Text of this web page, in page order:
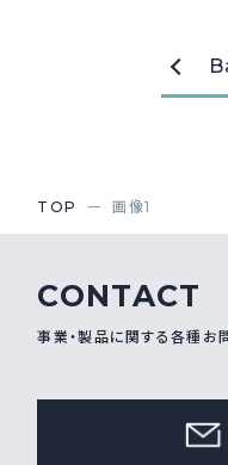
Recruit
TOP 画像1
CONTACT
事業・製品に関する各種お